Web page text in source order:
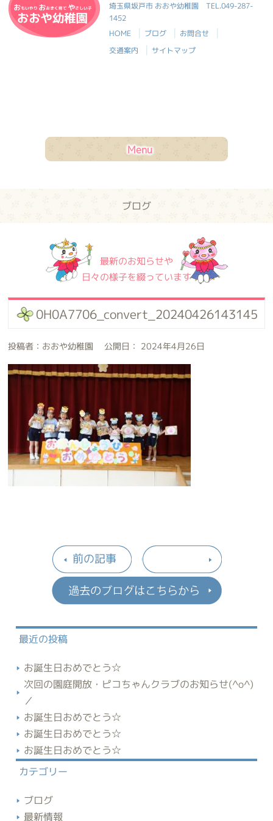
おおや幼稚園
埼玉県坂戸市 おおや幼稚園TEL.049-287-
1452
HOME | ブログ | お問合せ |
交通案内 | サイトマップ
Menu
ブログ
最新のお知らせや
日々の様子を綴っています
0H0A7706_convert_20240426143145
投稿者：おおや幼稚園 公開日： 2024年4月26日
前の記事
最近の投稿
お誕生日おめでとう☆
次回の園庭開放・ピコちゃんクラブのお知らせ(^o^)
／
お誕生日おめでとう☆
お誕生日おめでとう☆
お誕生日おめでとう☆
カテゴリー
ブログ
最新情報